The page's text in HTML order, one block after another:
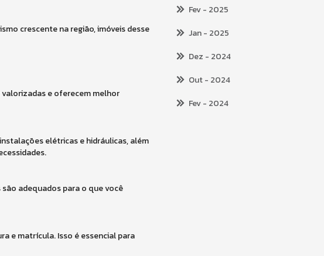
crescente na região, imóveis desse
e oferecem melhor
elétricas e hidráulicas, além
adequados para o que você
e matrícula. Isso é essencial para
Fev- 2025
Jan- 2025
Dez - 2024
Out- 2024
Fev- 2024